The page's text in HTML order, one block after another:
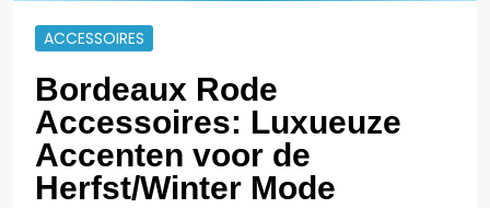
ACCESSOIRES
Bordeaux Rode
Accessoires: Luxueuze
Accenten voor de
Herfst/Winter Mode